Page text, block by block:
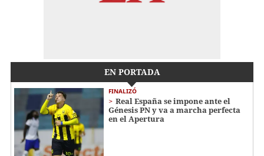
EN PORTADA
FINALIZÓ
Real España se impone ante el
Génesis PN y va a marcha perfecta
en el Apertura